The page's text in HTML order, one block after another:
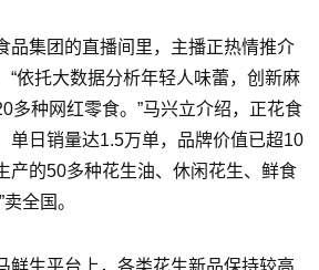
品集团的直播间里，主播正热情推介
“依托大数据分析年轻人味蕾，创新麻
多种网红零食。”马兴立介绍，正花食
单日销量达1.5万单，品牌价值已超10
产的50多种花生油、休闲花生、鲜食
全国。
鲜生平台上，各类花生新品保持较高